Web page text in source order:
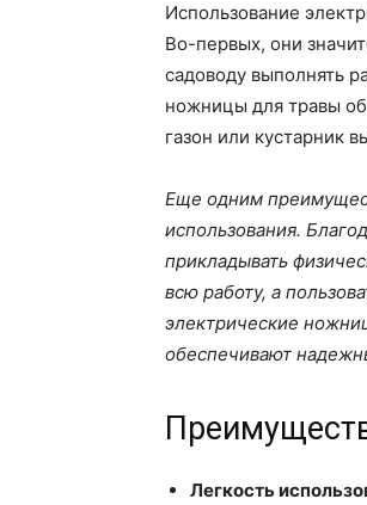
Использование
Во-первых, они
садоводу выполнять
ножницы для травы
газон или кустарник
Еще одним
использования.
прикладывать
всю работу, а
электрические
обеспечивают
Легкость